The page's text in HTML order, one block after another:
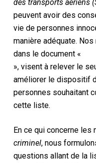
des transports aériens
peuvent avoir des
vie de personnes
manière adéquate.
dans le document «
», visent à relever le
améliorer le dispositif
personnes souhaitant
cette liste.
En ce qui concerne
criminel, nous
questions allant de la